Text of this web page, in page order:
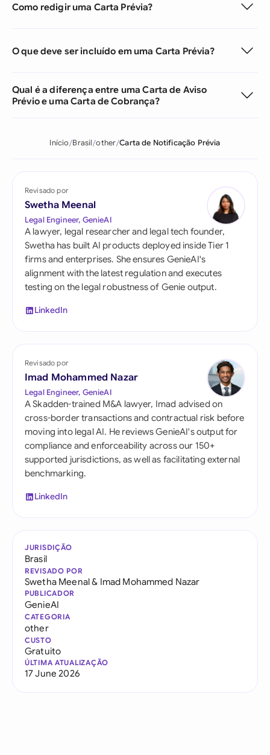
Como redigir uma Carta Prévia?
O que deve ser incluído em uma Carta Prévia?
Qual é a diferença entre uma Carta de Aviso
Prévio e uma Carta de Cobrança?
Início Brasil other Carta de Notificação Prévia
Revisado por
Swetha Meenal
Legal Engineer, GenieAI
A lawyer, legal researcher and legal tech founder,
Swetha has built AI products deployed inside Tier 1
firms and enterprises. She ensures GenieAI's
alignment with the latest regulation and executes
testing on the legal robustness of Genie output.
LinkedIn
Revisado por
Imad Mohammed Nazar
Legal Engineer, GenieAI
A Skadden-trained M&A lawyer, Imad advised on
cross-border transactions and contractual risk before
moving into legal AI. He reviews GenieAI's output for
compliance and enforceability across our 150+
supported jurisdictions, as well as facilitating external
benchmarking.
LinkedIn
JURISDIÇÃO
Brasil
REVISADO POR
Swetha Meenal& Imad Mohammed Nazar
PUBLICADOR
GenieAI
CATEGORIA
other
CUSTO
Gratuito
ÚLTIMA ATUALIZAÇÃO
17 June 2026